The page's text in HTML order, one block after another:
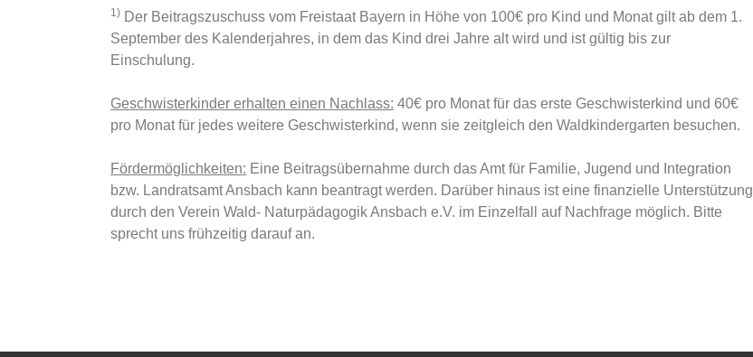
1) Der Beitragszuschuss vom Freistaat Bayern in Höhe von 100€ pro Kind und Monat gilt ab dem 1.
September des Kalenderjahres, in dem das Kind drei Jahre alt wird und ist gültig bis zur
Einschulung.
Geschwisterkinder erhalten einen Nachlass: 40€ pro Monat für das erste Geschwisterkind und 60€
pro Monat für jedes weitere Geschwisterkind, wenn sie zeitgleich den Waldkindergarten besuchen.
Fördermöglichkeiten: Eine Beitragsübernahme durch das Amt für Familie, Jugend und Integration
bzw. Landratsamt Ansbach kann beantragt werden. Darüber hinaus ist eine finanzielle Unterstützung
durch den Verein Wald- Naturpädagogik Ansbach e.V. im Einzelfall auf Nachfrage möglich. Bitte
sprecht uns frühzeitig darauf an.